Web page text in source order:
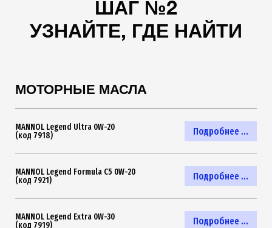
ШАГ №2
УЗНАЙТЕ, ГДЕ НАЙТИ
МОТОРНЫЕ МАСЛА
Подробнее ...
MANNOL Legend Ultra 0W-20
(код 7918)
Подробнее ...
MANNOL Legend Formula C5 0W-20
(код 7921)
Подробнее ...
MANNOL Legend Extra 0W-30
(код 7919)